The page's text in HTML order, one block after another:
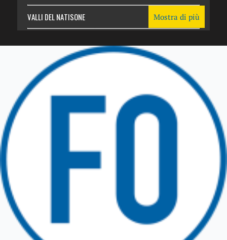
VALLI DEL NATISONE
TRICESIMO
TARCENTO
GEMONA DEL FRIULI
Mostra di più